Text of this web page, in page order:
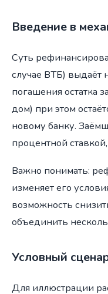
Введение в
Суть
случае ВТБ) выдаёт
погашения остатка
дом) при этом
новому банку.
процентной
Важно понимать:
изменяет его
возможность
объединить
Условный
Для иллюстрации